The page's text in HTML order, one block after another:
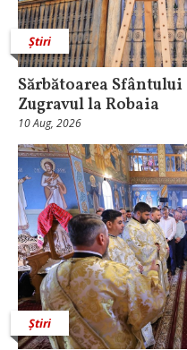
Știri
Sărbătoarea
Zugravul la Robaia
10 Aug, 2026
Știri